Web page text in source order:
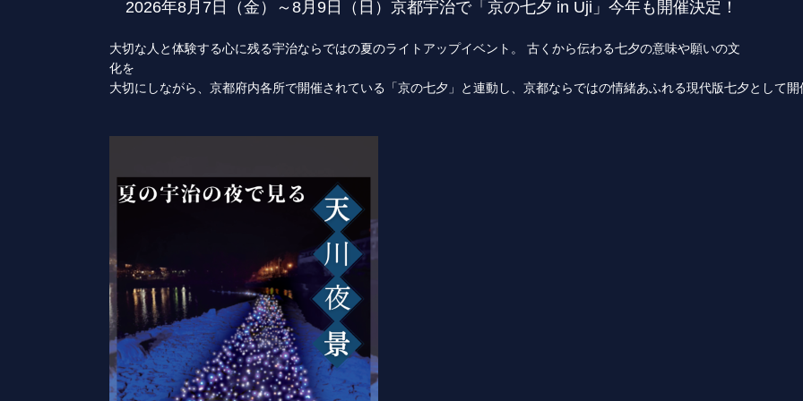
2026年8月7日（金）～8月9日（日）京都宇治で「京の七夕 in Uji」今年も開催決定！
大切な人と体験する心に残る宇治ならではの夏のライトアップイベント。 古くから伝わる七夕の意味や願いの文
化を
大切にしながら、京都府内各所で開催されている「京の七夕」と連動し、京都ならではの情緒あふれる現代版七夕として開